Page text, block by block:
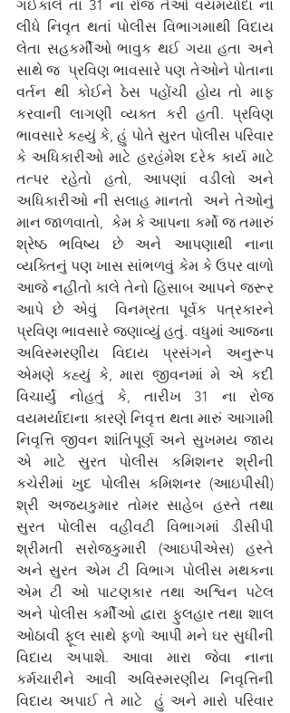
ગઈકાલે તાં 31 ના રોજ તેઓ વયમર્યાદા ના
લીધે નિવૃત થતાં પોલીસ વિભાગમાથી વિદાય
લેતા સહકર્મીઓ ભાવુક થઈ ગયા હતા અને
સાથે જ  પ્રવિણ ભાવસારે પણ તેઓને પોતાના
વર્તન થી કોઈને ઠેસ પહોંચી હોય તો માફ
કરવાની લાગણી વ્યક્ત કરી હતી. પ્રવિણ
ભાવસારે કહ્યું કે, હું પોતે સુરત પોલીસ પરિવાર
કે અધિકારીઓ માટે હરહંમેશ દરેક કાર્ય માટે
તત્પર રહેતો હતો, આપણાં વડીલો અને
અધિકારીઓ ની સલાહ માનતો  અને તેઓનું
માન જાળવાતો, કેમ કે આપના કર્મો જ તમારું
શ્રેષ્ઠ ભવિષ્ય છે અને આપણાથી નાના
વ્યક્તિનું પણ ખાસ સાંભળવું કેમ કે ઉપર વાળો
આજે નહીતો કાલે તેનો હિસાબ આપને જરૂર
આપે છે એવું  વિનમ્રતા પૂર્વક પત્રકારને
પ્રવિણ ભાવસારે જણાવ્યું હતું. વધુમાં આજના
અવિસ્મરણીય વિદાય પ્રસંગને અનુરૂપ
એમણે કહ્યું કે, મારા જીવનમાં મે એ કદી
વિચાર્યું નોહતું કે, તારીખ 31 ના રોજ
વયમર્યાદાના કારણે નિવૃત્ત થતા મારું આગામી
નિવૃત્તિ જીવન શાંતિપૂર્ણ અને સુખમય જાય
એ માટે સુરત પોલીસ કમિશનર શ્રીની
કચેરીમાં ખુદ પોલીસ કમિશનર (આઇપીસી)
શ્રી અજયકુમાર તોમર સાહેબ હસ્તે તથા
સુરત પોલીસ વહીવટી વિભાગમાં ડીસીપી
શ્રીમતી સરોજકુમારી (આઇપીએસ) હસ્તે
અને સુરત એમ ટી વિભાગ પોલીસ મથકના
એમ ટી ઓ પાટણકાર તથા અશ્વિન પટેલ
અને પોલીસ કર્મીઓ દ્વારા ફુલહાર તથા શાલ
ઓઠાવી ફૂલ સાથે ફળો આપી મને ઘર સુધીની
વિદાય અપાશે. આવા મારા જેવા નાના
કર્મચારીને આવી અવિસ્મરણીય નિવૃત્તિની
વિદાય અપાઈ તે માટે  હું અને મારો પરિવાર